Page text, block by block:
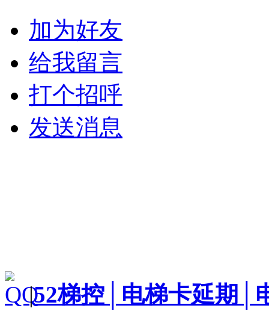
加为好友
给我留言
打个招呼
发送消息
|52梯控│电梯卡延期│